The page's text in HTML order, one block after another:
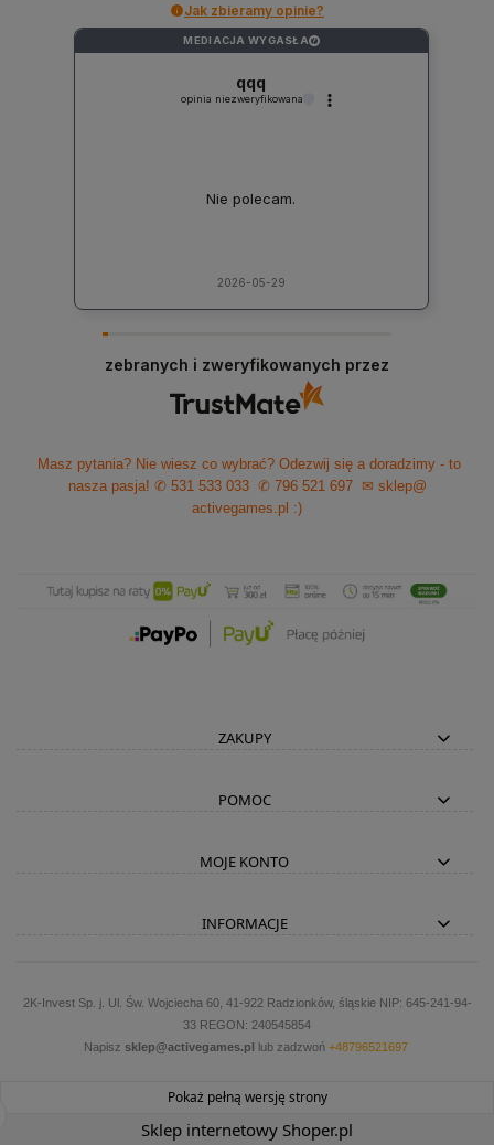
Jak zbieramy opinie?
MEDIACJA WYGASŁA ?
qqq
opinia niezweryfikowana
Nie polecam.
2026-05-29
zebranych i zweryfikowanych przez
Masz pytania? Nie wiesz co wybrać? Odezwij się a doradzimy - to
nasza pasja! ✆ 531 533 033 ✆ 796 521 697
✉ sklep@
activegames.pl :)
ZAKUPY
POMOC
MOJE KONTO
INFORMACJE
2K-Invest Sp. j. Ul. Św. Wojciecha 60, 41-922 Radzionków, śląskie NIP: 645-241-94-
33 REGON: 240545854
Napisz sklep@activegames.pl lub zadzwoń +48796521697
Pokaż pełną wersję strony
Sklep internetowy Shoper.pl